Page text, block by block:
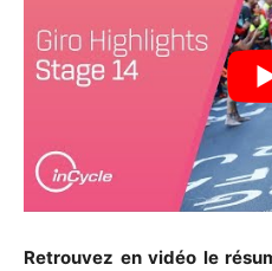
Retrouvez en vidéo le